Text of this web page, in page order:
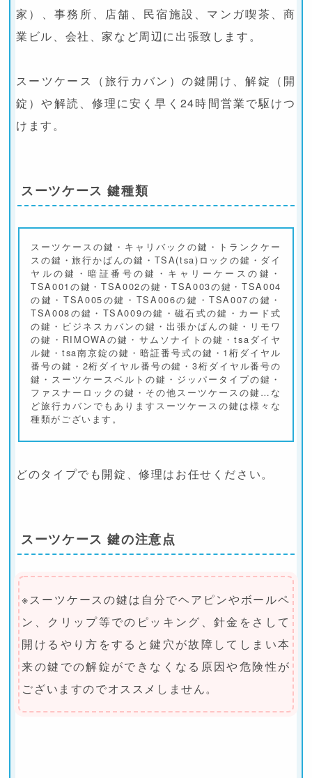
家）、事務所、店舗、民宿施設、マンガ喫茶、商
業ビル、会社、家など周辺に出張致します。
スーツケース（旅行カバン）の鍵開け、解錠（開
錠）や解読、修理に安く早く24時間営業で駆けつ
けます。
スーツケース 鍵種類
スーツケースの鍵・キャリバックの鍵・トランクケー
スの鍵・旅行かばんの鍵・TSA(tsa)ロックの鍵・ダイ
ヤルの鍵・暗証番号の鍵・キャリーケースの鍵・
TSA001の鍵・TSA002の鍵・TSA003の鍵・TSA004
の鍵・TSA005の鍵・TSA006の鍵・TSA007の鍵・
TSA008の鍵・TSA009の鍵・磁石式の鍵・カード式
の鍵・ビジネスカバンの鍵・出張かばんの鍵・リモワ
の鍵・RIMOWAの鍵・サムソナイトの鍵・tsaダイヤ
ル鍵・tsa南京錠の鍵・暗証番号式の鍵・1桁ダイヤル
番号の鍵・2桁ダイヤル番号の鍵・3桁ダイヤル番号の
鍵・スーツケースベルトの鍵・ジッパータイプの鍵・
ファスナーロックの鍵・その他スーツケースの鍵…な
ど旅行カバンでもありますスーツケースの鍵は様々な
種類がございます。
どのタイプでも開錠、修理はお任せください。
スーツケース 鍵の注意点
※スーツケースの鍵は自分でヘアピンやボールペ
ン、クリップ等でのピッキング、針金をさして
開けるやり方をすると鍵穴が故障してしまい本
来の鍵での解錠ができなくなる原因や危険性が
ございますのでオススメしません。